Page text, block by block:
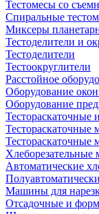
Тестомесы со
Спиральные
Миксеры
Тестоделители и
Тестоделители
Тестоокруглители
Расстойное
Оборудование
Оборудование
Тестораскаточные
Тестораскаточные
Тестораскаточные
Автоматические
Машины для
Отсадочные и